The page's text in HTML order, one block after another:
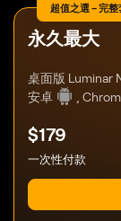
超值之選 – 完整
永久最大
桌面版 Luminar
安卓
$179
一次性付款